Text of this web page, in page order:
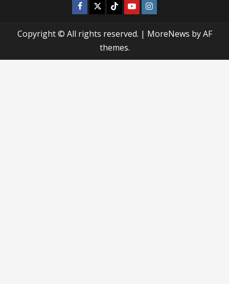
Facebook
TwitterTiktokYoutubeInstagram
Copyright © All rights reserved. | MoreNews by AF
themes.